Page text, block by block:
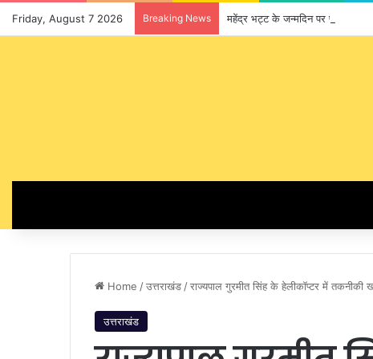
Friday, August 7 2026 Breaking News महेंद्र भट्ट के जन्मदिन पर प्रदेशभर
Home /उत्तराखंड /राज्यपाल गुरमीत सिंह के हेलीकॉप्टर में तकनीकी
उत्तराखंड